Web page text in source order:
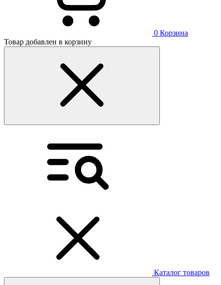
0 Корзина
Товар добавлен в корзину
Каталог товаров